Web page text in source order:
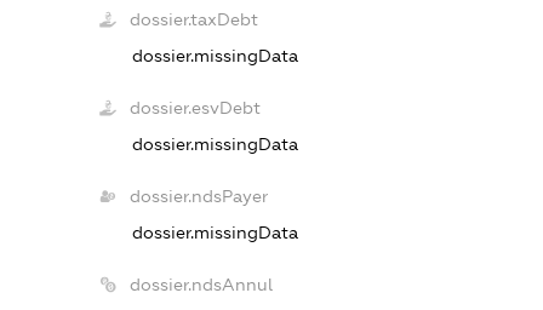
dossier.taxDebt
dossier.missingData
dossier.esvDebt
dossier.missingData
dossier.ndsPayer
dossier.missingData
dossier.ndsAnnul